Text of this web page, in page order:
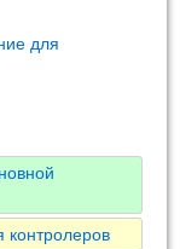
для
контролеров